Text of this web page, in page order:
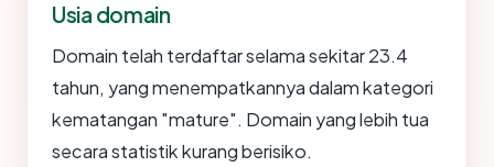
Usia domain
Domain telah terdaftar selama sekitar 23.4
tahun, yang menempatkannya dalam kategori
kematangan "mature". Domain yang lebih tua
secara statistik kurang berisiko.